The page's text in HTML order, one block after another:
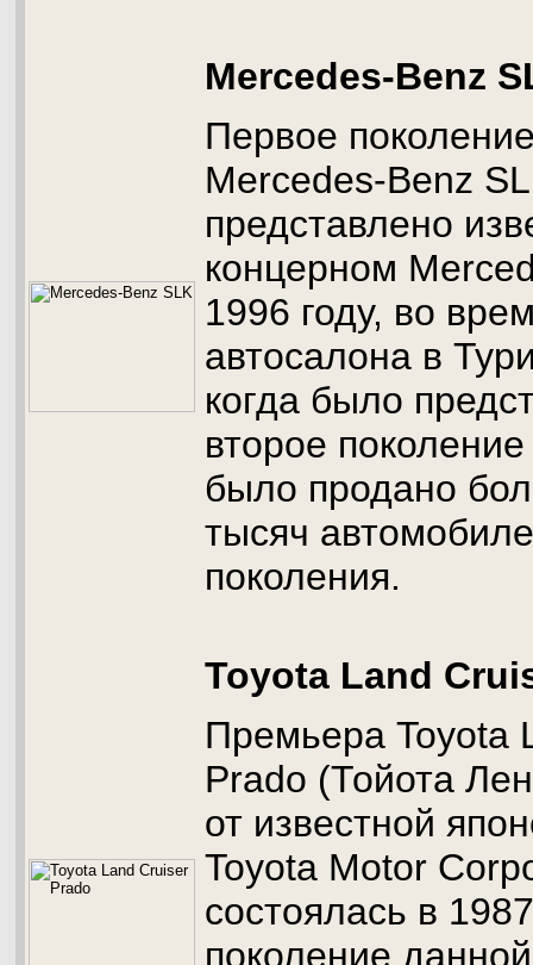
Mercedes-Benz
Первое
Mercedes-Benz
представлено
концерном
1996 году, во
автосалона в
когда было
второе
было продано
тысяч
поколения.
Toyota Land
Премьера Toyota
Prado (Тойота
от известной
Toyota Motor
состоялась в
поколение